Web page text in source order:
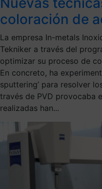
coloración de
La empresa In-metals
Tekniker a través del
optimizar su proceso de
En concreto, ha
sputtering’ para resolver
través de PVD provocaba
realizadas han...